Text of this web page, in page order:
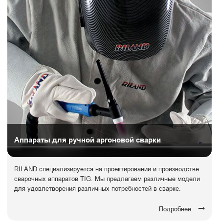
Аппараты для ручной аргоновой сварки
RILAND специализируется на проектировании и производстве
сварочных аппаратов TIG. Мы предлагаем различные модели
для удовлетворения различных потребностей в сварке.
Подробнее